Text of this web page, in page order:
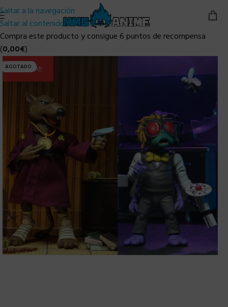
Saltar a la navegación
Saltar al contenido principal
Compra este producto y consigue 6 puntos de recompensa
(0,00€)
AGOTADO
ULTIMA!!